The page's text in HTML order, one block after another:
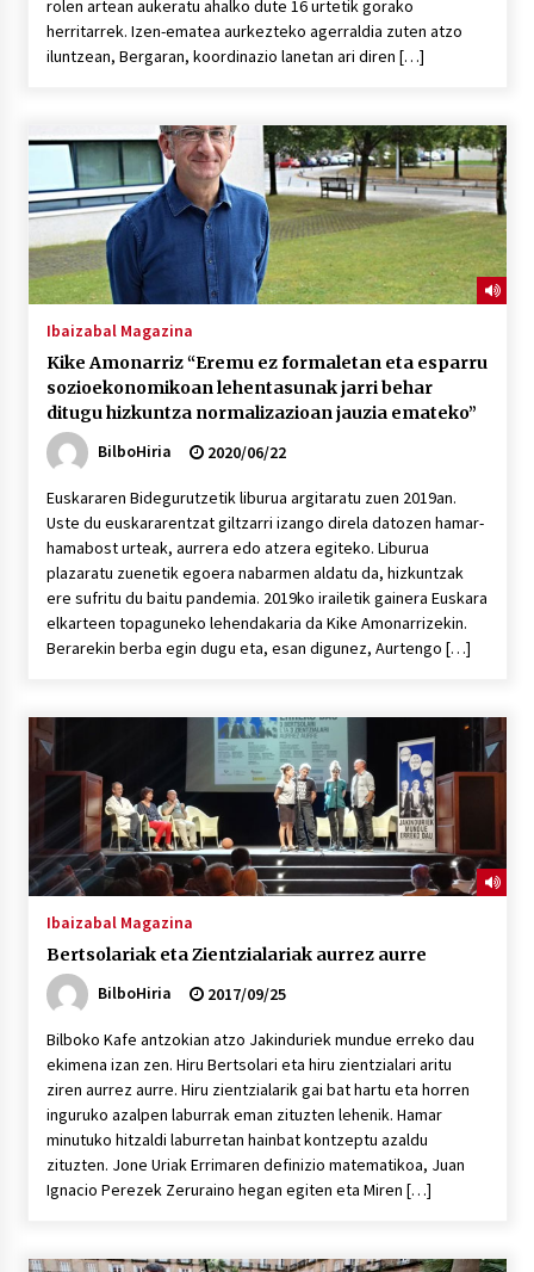
rolen artean aukeratu ahalko dute 16 urtetik gorako
herritarrek. Izen-ematea aurkezteko agerraldia zuten atzo
iluntzean, Bergaran, koordinazio lanetan ari diren […]
Ibaizabal Magazina
Kike Amonarriz “Eremu ez formaletan eta esparru
sozioekonomikoan lehentasunak jarri behar
ditugu hizkuntza normalizazioan jauzia emateko”
BilboHiria
2020/06/22
Euskararen Bidegurutzetik liburua argitaratu zuen 2019an.
Uste du euskararentzat giltzarri izango direla datozen hamar-
hamabost urteak, aurrera edo atzera egiteko. Liburua
plazaratu zuenetik egoera nabarmen aldatu da, hizkuntzak
ere sufritu du baitu pandemia. 2019ko irailetik gainera Euskara
elkarteen topaguneko lehendakaria da Kike Amonarrizekin.
Berarekin berba egin dugu eta, esan digunez, Aurtengo […]
Ibaizabal Magazina
Bertsolariak eta Zientzialariak aurrez aurre
BilboHiria
2017/09/25
Bilboko Kafe antzokian atzo Jakinduriek mundue erreko dau
ekimena izan zen. Hiru Bertsolari eta hiru zientzialari aritu
ziren aurrez aurre. Hiru zientzialarik gai bat hartu eta horren
inguruko azalpen laburrak eman zituzten lehenik. Hamar
minutuko hitzaldi laburretan hainbat kontzeptu azaldu
zituzten. Jone Uriak Errimaren definizio matematikoa, Juan
Ignacio Perezek Zeruraino hegan egiten eta Miren […]